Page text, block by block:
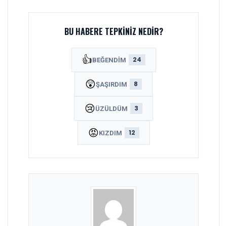
BU HABERE TEPKINIZ NEDIR?
👍BEĞENDIM 24
😲ŞAŞIRDIM 8
😢ÜZÜLDÜM 3
😡KIZDIM 12